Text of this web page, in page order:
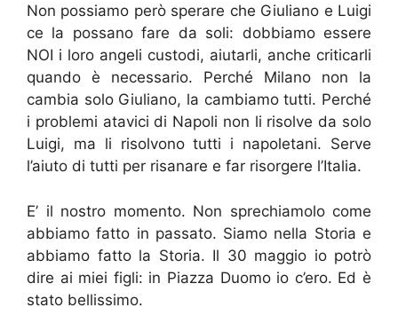
Non possiamo però sperare che Giuliano e Luigi
ce la possano fare da soli: dobbiamo essere
NOI i loro angeli custodi, aiutarli, anche criticarli
quando è necessario. Perché Milano non la
cambia solo Giuliano, la cambiamo tutti. Perché
i problemi atavici di Napoli non li risolve da solo
Luigi, ma li risolvono tutti i napoletani. Serve
l’aiuto di tutti per risanare e far risorgere l’Italia.
E’ il nostro momento. Non sprechiamolo come
abbiamo fatto in passato. Siamo nella Storia e
abbiamo fatto la Storia. Il 30 maggio io potrò
dire ai miei figli: in Piazza Duomo io c’ero. Ed è
stato bellissimo.